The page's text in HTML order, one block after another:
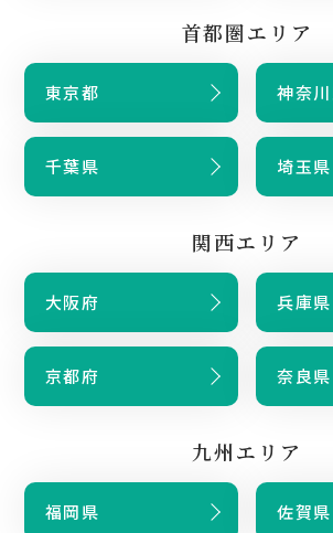
首都圏エリア
東京都 神奈
千葉県 埼玉県
関西エリア
大阪府 兵庫県
京都府 奈良県
九州エリア
福岡県 佐賀県